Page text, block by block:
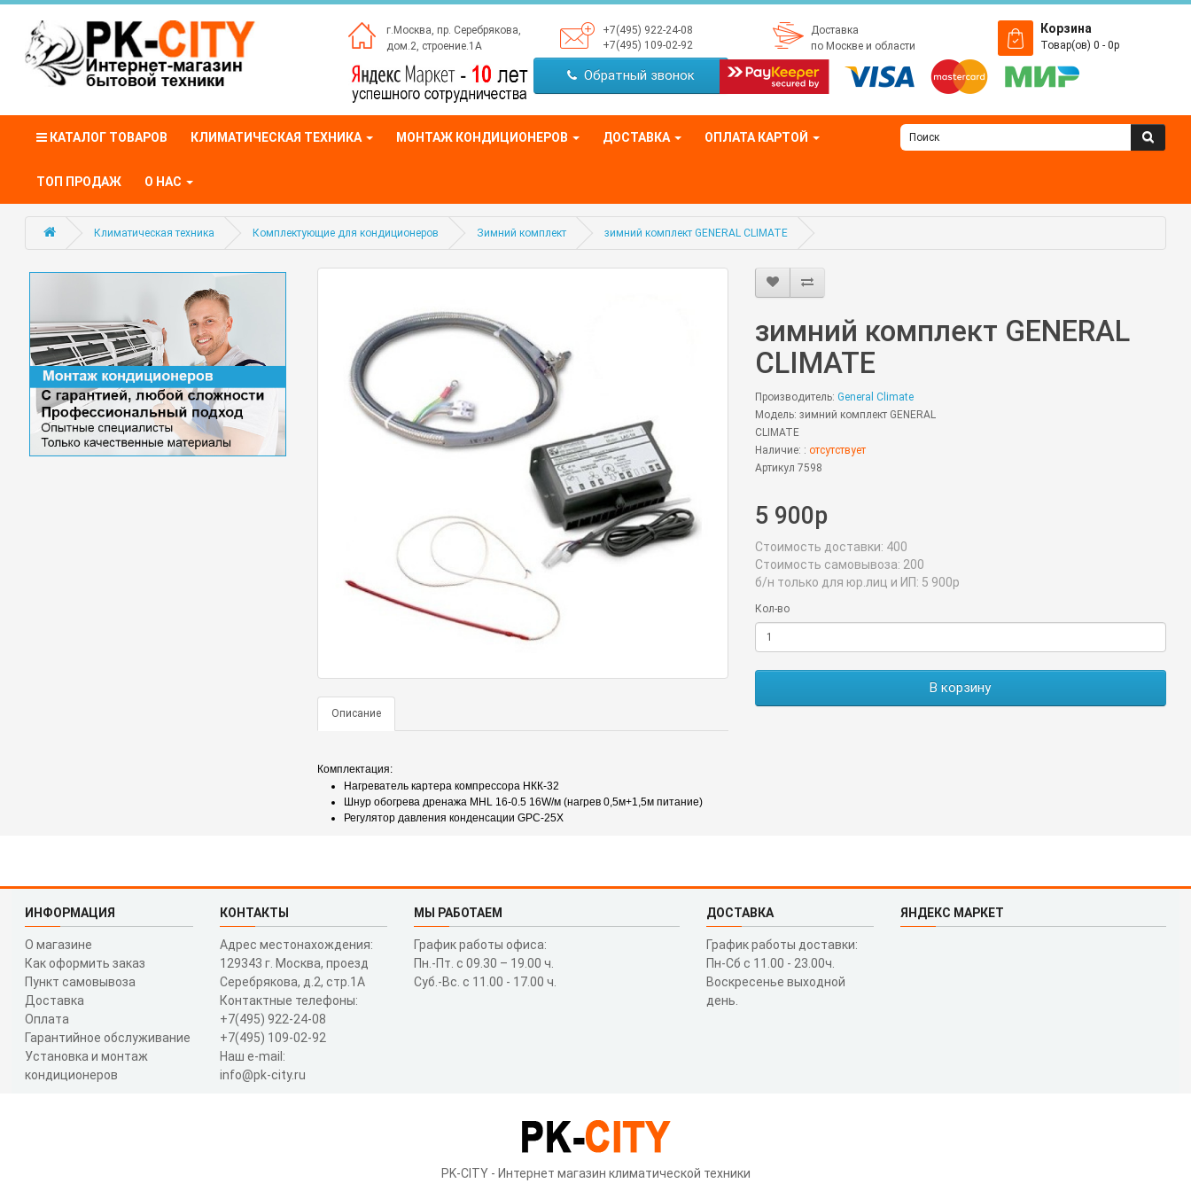
г.Москва, пр. Серебрякова,
дом.2, строение.1А
+7(495) 922-24-08
+7(495) 109-02-92
Обратный звонок
Доставка
по Москве и области
Корзина
Товар(ов) 0 - 0р
КАТАЛОГ ТОВАРОВ КЛИМАТИЧЕСКАЯ ТЕХНИКА МОНТАЖ КОНДИЦИОНЕРОВ ДОСТАВКА ОПЛАТА КАРТОЙ
ТОП ПРОДАЖ О НАС
Климатическая техника Комплектующие для кондиционеров Зимний комплект зимний комплект GENERAL CLIMATE
Описание
Комплектация:
Нагреватель картера компрессора НКК-32
Шнур обогрева дренажа MHL 16-0.5 16W/м (нагрев 0,5м+1,5м питание)
Регулятор давления конденсации GPC-25X
зимний комплект GENERAL
CLIMATE
Производитель: General Climate
Модель: зимний комплект GENERAL
CLIMATE
Наличие: : отсутствует
Артикул 7598
5 900р
Стоимость доставки: 400
Стоимость самовывоза: 200
б/н только для юр.лиц и ИП: 5 900р
Кол-во
В корзину
ИНФОРМАЦИЯ
О магазине
Как оформить заказ
Пункт самовывоза
Доставка
Оплата
Гарантийное обслуживание
Установка и монтаж
кондиционеров
КОНТАКТЫ
Адрес местонахождения:
129343 г. Москва, проезд
Серебрякова, д.2, стр.1A
Контактные телефоны:
+7(495) 922-24-08
+7(495) 109-02-92
Наш e-mail:
info@pk-city.ru
МЫ РАБОТАЕМ
График работы офиса:
Пн.-Пт. с 09.30 – 19.00 ч.
Суб.-Вс. с 11.00 - 17.00 ч.
ДОСТАВКА
График работы доставки:
Пн-Сб с 11.00 - 23.00ч.
Воскресенье выходной
день.
ЯНДЕКС МАРКЕТ
PK-CITY - Интернет магазин климатической техники